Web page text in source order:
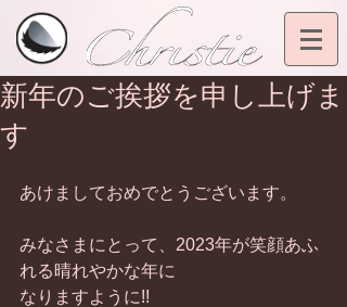
新年のご挨拶を申し上げま
す
あけましておめでとうございます。
みなさまにとって、2023年が笑顔あふ
れる晴れやかな年に
なりますように!!